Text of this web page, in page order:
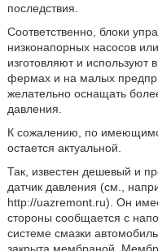
последствия.
Соответственно, блоки
низконапорных насосов
изготовляют и
фермах и на малых
желательно оснащать
давления.
К сожалению, по
остается актуальной.
Так, известен дешевый и
датчик давления (см.,
http://uazremont.ru). Он
стороны сообщается с
системе смазки